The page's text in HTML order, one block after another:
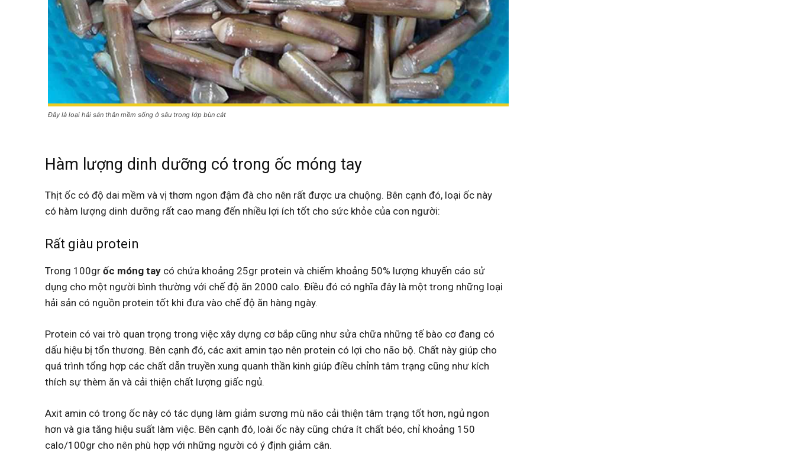
Đây là loại hải sản thân mềm sống ở sâu trong lớp bùn cát
Hàm lượng dinh dưỡng có trong ốc móng tay
Thịt ốc có độ dai mềm và vị thơm ngon đậm đà cho nên rất được ưa chuộng. Bên cạnh đó, loại ốc này
có hàm lượng dinh dưỡng rất cao mang đến nhiều lợi ích tốt cho sức khỏe của con người:
Rất giàu protein
Trong 100gr ốc móng tay có chứa khoảng 25gr protein và chiếm khoảng 50% lượng khuyến cáo sử
dụng cho một người bình thường với chế độ ăn 2000 calo. Điều đó có nghĩa đây là một trong những loại
hải sản có nguồn protein tốt khi đưa vào chế độ ăn hàng ngày.
Protein có vai trò quan trọng trong việc xây dựng cơ bắp cũng như sửa chữa những tế bào cơ đang có
dấu hiệu bị tổn thương. Bên cạnh đó, các axit amin tạo nên protein có lợi cho não bộ. Chất này giúp cho
quá trình tổng hợp các chất dẫn truyền xung quanh thần kinh giúp điều chỉnh tâm trạng cũng như kích
thích sự thèm ăn và cải thiện chất lượng giấc ngủ.
Axit amin có trong ốc này có tác dụng làm giảm sương mù não cải thiện tâm trạng tốt hơn, ngủ ngon
hơn và gia tăng hiệu suất làm việc. Bên cạnh đó, loài ốc này cũng chứa ít chất béo, chỉ khoảng 150
calo/100gr cho nên phù hợp với những người có ý định giảm cân.